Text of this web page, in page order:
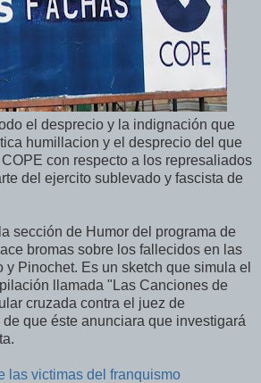
el desprecio y la indignación que
humillacion y el desprecio del que
con respecto a los represaliados
del ejercito sublevado y fascista de
sección de Humor del programa de
bromas sobre los fallecidos en las
y Pinochet. Es un sketch que simula el
llamada "Las Canciones de
cruzada contra el juez de
que éste anunciara que investigará
las victimas del franquismo